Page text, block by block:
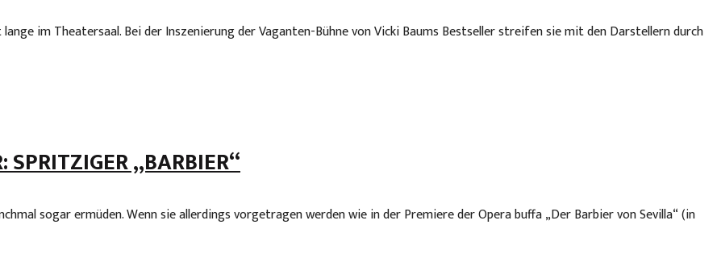
im Theatersaal. Bei der Inszenierung der Vaganten-Bühne von Vicki Baums Bestseller streifen sie mit den Darstellern durch
„BARBIER“
sogar ermüden. Wenn sie allerdings vorgetragen werden wie in der Premiere der Opera buffa „Der Barbier von Sevilla“ (in